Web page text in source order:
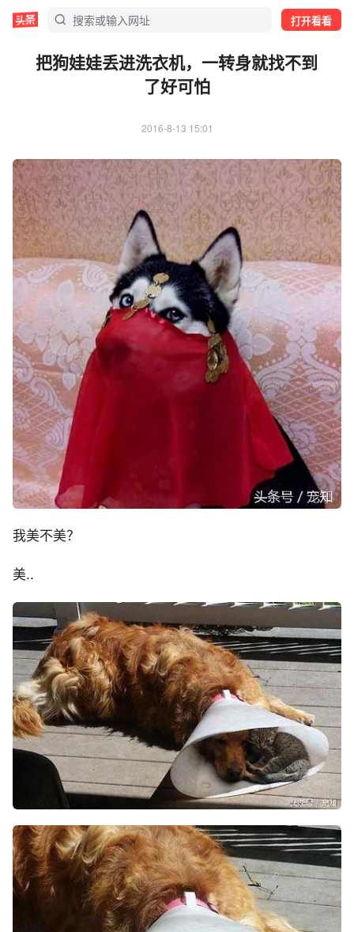
打开看看
把狗娃娃丢进洗衣机，一转身就找不到
了好可怕
2016-8-13 15:01
我美不美？
美..